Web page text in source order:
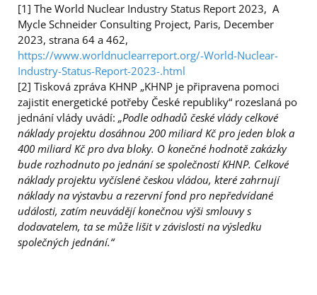
[1] The World Nuclear Industry Status Report 2023, A
Mycle Schneider Consulting Project, Paris, December
2023, strana 64 a 462,
https://www.worldnuclearreport.org/-World-Nuclear-
Industry-Status-Report-2023-.html
[2] Tisková zpráva KHNP „KHNP je připravena pomoci
zajistit energetické potřeby České republiky“ rozeslaná po
jednání vlády uvádí: „Podle odhadů české vlády celkové
náklady projektu dosáhnou 200 miliard Kč pro jeden blok a
400 miliard Kč pro dva bloky. O konečné hodnotě zakázky
bude rozhodnuto po jednání se společností KHNP. Celkové
náklady projektu vyčíslené českou vládou, které zahrnují
náklady na výstavbu a rezervní fond pro nepředvídané
události, zatím neuvádějí konečnou výši smlouvy s
dodavatelem, ta se může lišit v závislosti na výsledku
společných jednání.“